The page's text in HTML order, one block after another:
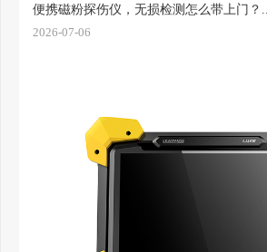
便携磁粉探伤仪，无损检测怎么带上门？...
2026-07-06